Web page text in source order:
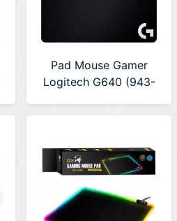
Pad Mouse Gamer
Logitech G640 (943-